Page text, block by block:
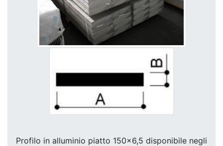
Profilo in alluminio piatto 150x6,5 disponibile negli